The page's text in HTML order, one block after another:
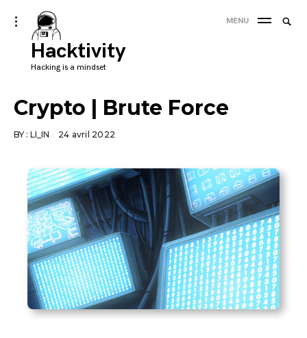
Skip
to
content
Hacktivity
Hacking is a mindset
toggle
open/close
sidebar
MENU
Crypto | Brute Force
BY : LI_IN 24 avril 2022